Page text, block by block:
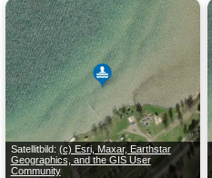
Satellitbild: (c) Esri, Maxar, Earthstar
Geographics, and the GIS User
Community